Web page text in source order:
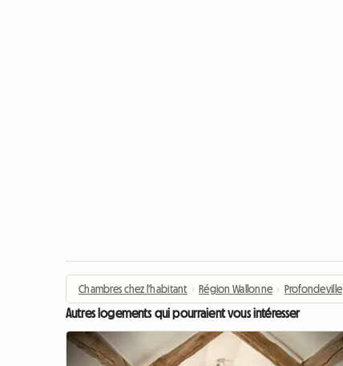
Chambres chez l'habitant › Région Wallonne › Profondeville
Autres logements qui pourraient vous intéresser